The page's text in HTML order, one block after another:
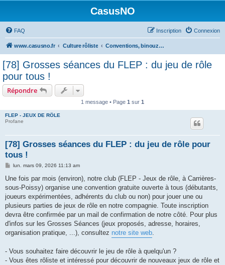
CasusNO
FAQ Connexion
Inscription
www.casusno.fr Culture rôliste Conventions, binouzes et recherche de joueurs
[78] Grosses séances du FLEP : du jeu de rôle
pour tous !
Répondre
1 message • Page 1 sur 1
FLEP - JEUX DE RÔLE
Profane
[78] Grosses séances du FLEP : du jeu de rôle pour
tous !
M
s
a
g
lun. mars 09, 2026 11:13 am
Une fois par mois (environ), notre club (FLEP - Jeux de rôle, à Carrières-
sous-Poissy) organise une convention gratuite ouverte à tous (débutants,
joueurs expérimentées, adhérents du club ou non) pour jouer une ou
plusieurs parties de jeux de rôle en notre compagnie. Toute inscription
devra être confirmée par un mail de confirmation de notre côté. Pour plus
d'infos sur les Grosses Séances (jeux proposés, adresse, horaires,
organisation pratique, ...), consultez notre site web.
- Vous souhaitez faire découvrir le jeu de rôle à quelqu'un ?
- Vous êtes rôliste et intéressé pour découvrir de nouveaux jeux de rôle et